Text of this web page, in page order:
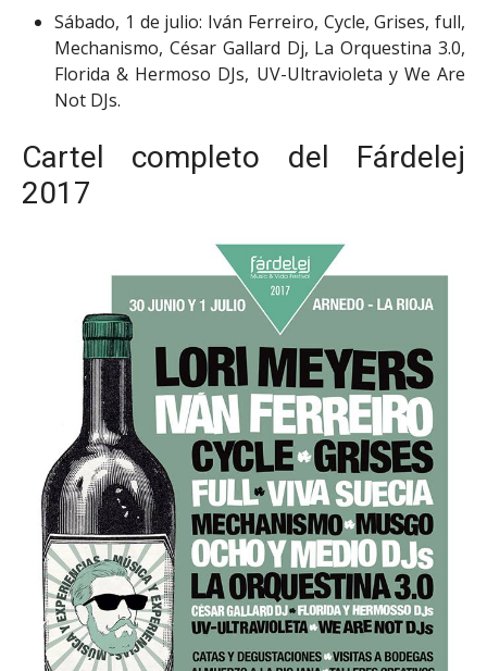
Sábado, 1 de julio: Iván Ferreiro, Cycle, Grises, full,
Mechanismo, César Gallard Dj, La Orquestina 3.0,
Florida & Hermoso DJs, UV-Ultravioleta y We Are
Not DJs.
Cartel completo del Fárdelej
2017